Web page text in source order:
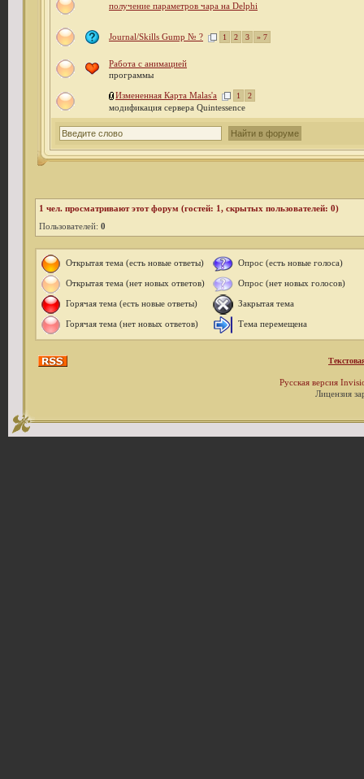
получение параметров чара на Delphi
Journal/Skills Gump № ? 1 2 3 » 7
Работа с анимацией
программы
Измененная Карта Malas'а 1 2
модификация сервера Quintessence
1 чел. просматривают этот форум (гостей: 1, скрытых пользователей: 0)
Пользователей: 0
Открытая тема (есть новые ответы)
Открытая тема (нет новых ответов)
Горячая тема (есть новые ответы)
Горячая тема (нет новых ответов)
Опрос (есть новые голоса)
Опрос (нет новых голосов)
Закрытая тема
Тема перемещена
Русская версия
Лицензия